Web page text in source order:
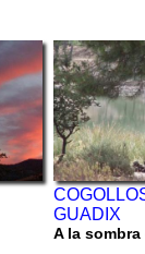
GUADIX
A la